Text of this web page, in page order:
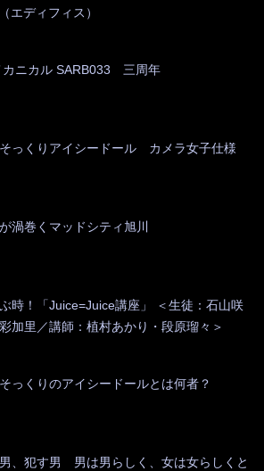
エディフィス）
カニカル SARB033 三周年
っくりアイシードール カメラ女子仕様
渦巻くマッドシティ旭川
時！「Juice=Juice講座」 ＜生徒：石山咲
加里／講師：植村あかり・段原瑠々＞
っくりのアイシードールとは何者？
、犯す男 男は男らしく、女は女らしくと